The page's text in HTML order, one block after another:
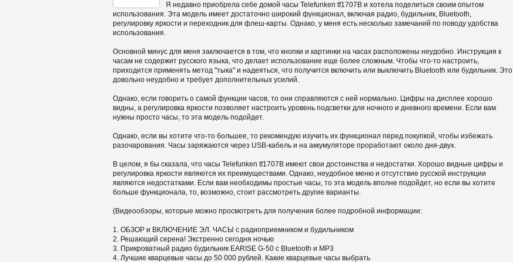
Я недавно приобрела себе домой часы Telefunken tf1707B и хотела поделиться своим опытом
использования. Эта модель имеет достаточно широкий функционал, включая радио, будильник, Bluetooth,
регулировку яркости и переходник для флеш-карты. Однако, у меня есть несколько замечаний по поводу удобства
использования.
Основной минус для меня заключается в том, что кнопки и картинки на часах расположены неудобно. Инструкция к
часам не содержит русского языка, что делает использование еще более сложным. Чтобы что-то настроить,
приходится применять метод "тыка" и надеяться, что получится включить или выключить Bluetooth или будильник. Это
довольно неудобно и требует дополнительных усилий.
Однако, если говорить о самой функции часов, то они справляются с ней нормально. Цифры на дисплее хорошо
видны, а регулировка яркости позволяет настроить уровень подсветки для ночного и дневного времени. Если вам
нужны просто часы, то эта модель подойдет.
Однако, если вы хотите что-то большее, то рекомендую изучить их функционал перед покупкой, чтобы избежать
разочарования. Часы заряжаются через USB-кабель и на аккумуляторе проработают около дня-двух.
В целом, я бы сказала, что часы Telefunken tf1707B имеют свои достоинства и недостатки. Хорошо видные цифры и
регулировка яркости являются их преимуществами. Однако, неудобное меню и отсутствие русской инструкции
являются недостатками. Если вам необходимы простые часы, то эта модель вполне подойдет, но если вы хотите
больше функционала, то, возможно, стоит рассмотреть другие варианты.
(Видеообзоры, которые можно просмотреть для получения более подробной информации:
1. ОБЗОР и ВКЛЮЧЕНИЕ ЭЛ. ЧАСЫ с радиоприемником и будильником
2. Решающий серена! Экстренно сегодня ночью
3. Прикроватный радио будильник EARISE G-50 с Bluetooth и MP3
4. Лучшие кварцевые часы до 50 000 рублей. Какие кварцевые часы выбрать